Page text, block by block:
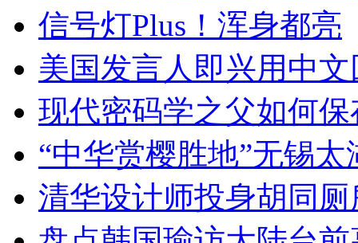
信号灯Plus！浑身都亮
美国发言人即兴用中
现代密码学之父如何
“中华赏樱胜地”无锡
清华设计师投身胡同